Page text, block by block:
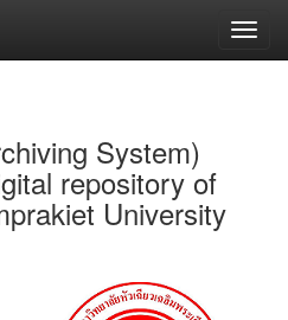
System)
repository of
University